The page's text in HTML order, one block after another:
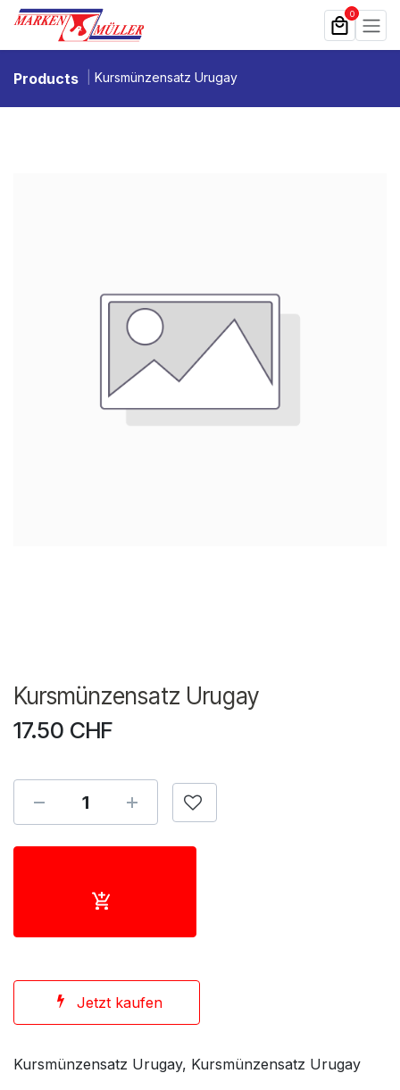
Zum Inhalt springen 0
Products Kursmünzensatz Urugay
Kursmünzensatz Urugay
17.50 CHF
Jetzt kaufen
Kursmünzensatz Urugay, Kursmünzensatz Urugay